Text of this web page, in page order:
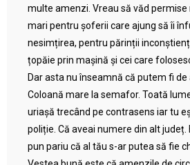
multe amenzi. Vreau să văd
mari pentru șoferii care ajung să îi
nesimțirea, pentru părinții
țopăie prin mașină și cei care
Dar asta nu înseamnă că putem fi de
Coloană mare la semafor. Toată
uriașă trecând pe contrasens iar tu
poliție. Că aveai numere din alt județ.
pun pariu că al tău s-ar putea să fie